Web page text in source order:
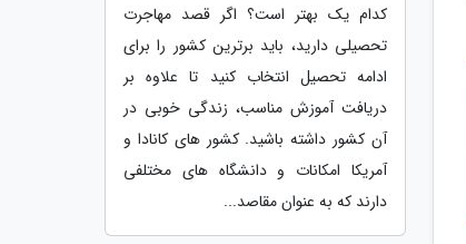
کدام یک بهتر است؟ اگر قصد مهاجرت
تحصیلی دارید، باید برترین کشور را برای
ادامه تحصیل انتخاب کنید تا علاوه بر
دریافت آموزش مناسب، زندگی خوبی در
آن کشور داشته باشید. کشور های کانادا و
آمریکا امکانات و دانشگاه های مختلفی
دارند که به عنوان مقاصد...